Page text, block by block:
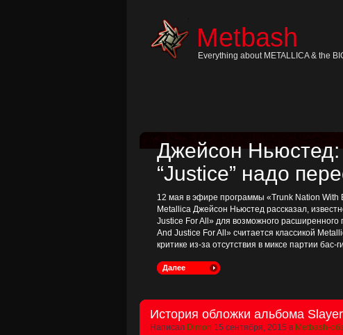
Metbash
Everything about METALLICA & the
Джейсон
“Justice” надо
12 мая в эфире программы «Trunk Nation With
Metallica Джейсон Ньюстед рассказал,
Justice For All» для возможного
And Justice For All» считается классикой
критике из-за отсутствия в миксе партии бас-
Далее
История обложки альбома
Написал Dimon 15 сентября, 2015 в Metbash-